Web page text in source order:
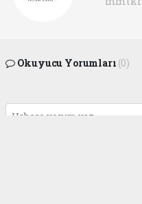
Okuyucu Yorumları (0)